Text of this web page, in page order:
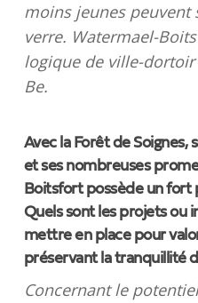
moins jeunes peuvent
verre. Watermael-
logique de ville-dortoir
Be.
Avec la Forêt de
et ses nombreuses
Boitsfort possède un
Quels sont les projets ou
mettre en place pour
préservant la tranquillité
Concernant le